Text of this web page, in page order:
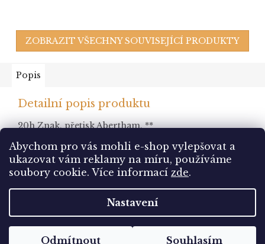
Abychom pro vás mohli e-shop vylepšovat a
ukazovat vám reklamy na míru, používáme
soubory cookie. Více informací zde.
Nastavení
Odmítnout Souhlasím
ZOBRAZIT VŠECHNY SOUVISEJÍCÍ PRODUKTY
Popis
Detailní popis produktu
20h Znak, přetisk Abertham, **
Copyright 2026Sbírám.cz. Všechna práva vyhrazena.
Upravit nastavení cookies